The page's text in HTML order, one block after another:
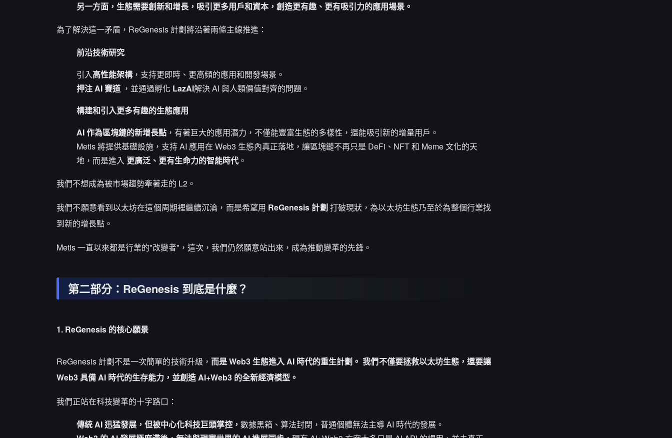
另一方面，生態需要創新和增長，吸引更多用戶和資本，創造更有趣、更有吸引力的應用場景。
為了解決這一矛盾，ReGenesis 計劃將沿著兩條主線推進：
前沿技術研究
引入高性能架構，支持更即時、更高頻的應用和開發場景。
押注 AI 賽道 ，並通過孵化 LazAI解決 AI 與人類價值對齊的問題。
構建和引入更多有趣的生態應用
AI 作為區塊鏈的新增長點 ，有著巨大的應用潛力，不僅能豐富生態的多樣性，還能吸引新的增量用戶。
Metis 將提供基礎設施，支持 AI 應用在 Web3 生態內真正落地，讓區塊鏈不再只是 DeFi、NFT 和 Meme 文化的天
地，而是進入 更廣泛、更有生命力的智能時代。
我們不想成為被市場趨勢牽著走的 L2。
我們不願意看到以太坊在這個周期裡繼續沉淪，而是希望用 ReGenesis 計劃打破現狀，為以太坊生態乃至於為整個行業找
到新的增長點。
Metis 一直以來都是行業的"改變者"，這次，我們仍然願意站出來，成為推動變革的先鋒。
第二部分：ReGenesis 到底是什麼？
1. ReGenesis 的核心願景
ReGenesis 計劃不是一次簡單的技術升級， 而是 Web3 生態進入 AI 時代的重生計劃。 我們不僅要拯救以太坊生態，還要讓
Web3 具備 AI 時代的生存能力，並創造 AI+Web3 的全新經濟模型。
我們正站在科技變革的十字路口：
傳統 AI 迅猛發展，但被中心化科技巨頭掌控，數據黑箱、算法封閉，普通個體無法主導 AI 時代的發展。